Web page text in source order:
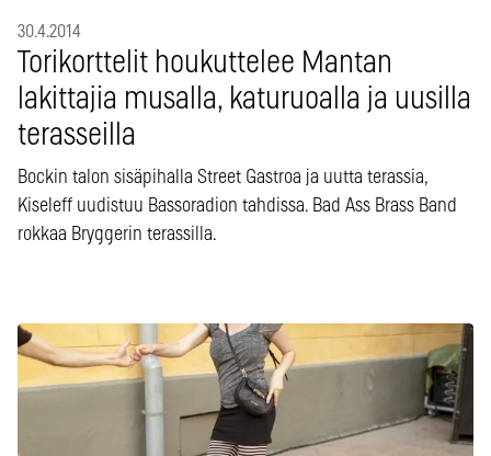
30.4.2014
Torikorttelit houkuttelee Mantan
lakittajia musalla, katuruoalla ja uusilla
terasseilla
Bockin talon sisäpihalla Street Gastroa ja uutta terassia,
Kiseleff uudistuu Bassoradion tahdissa. Bad Ass Brass Band
rokkaa Bryggerin terassilla.